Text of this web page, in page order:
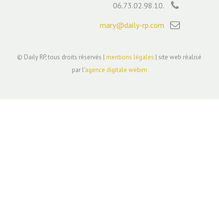
06.73.02.98.10.
mary@daily-rp.com
© Daily RP, tous droits réservés |mentions légales | site web réalisé
par l'agence digitale webim